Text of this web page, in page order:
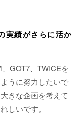
実績がさらに活か
GOT7、TWICEを
うに努力したいで
きな企画を考えて
しいです。